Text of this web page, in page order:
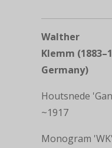
Walther
Klemm
Germany)
Houtsnede
~1917
Monogram